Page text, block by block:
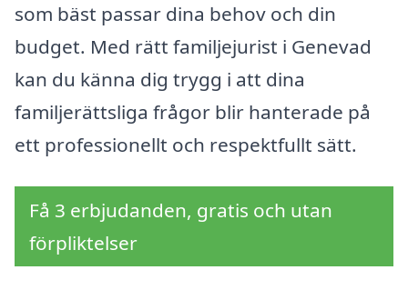
som bäst passar dina behov och din
budget. Med rätt familjejurist i Genevad
kan du känna dig trygg i att dina
familjerättsliga frågor blir hanterade på
ett professionellt och respektfullt sätt.
Få 3 erbjudanden, gratis och utan
förpliktelser